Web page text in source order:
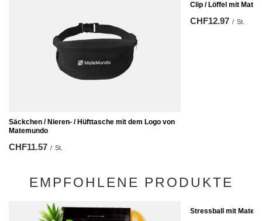
Säckchen / Nieren- / Hüfttasche mit dem Logo von
Matemundo
CHF11.57 / St.
Clip / Löffel mit
CHF12.97 / St.
EMPFOHLENE PRODUKTE
Stressball mit